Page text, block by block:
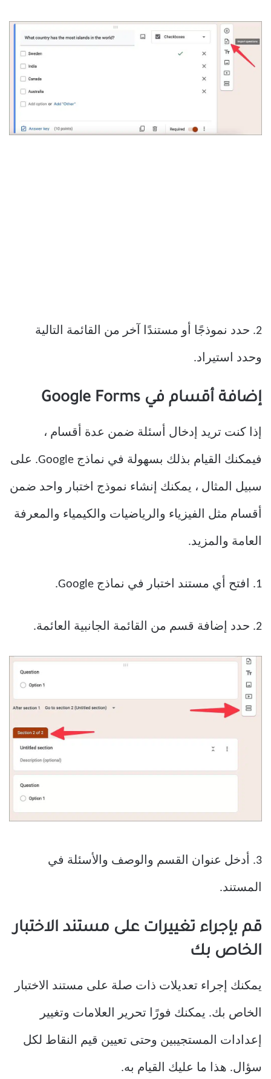
2. حدد نموذجًا أو مستندًا آخر من القائمة التالية
وحدد استيراد.
إضافة أقسام في Google Forms
إذا كنت تريد إدخال أسئلة ضمن عدة أقسام ،
فيمكنك القيام بذلك بسهولة في نماذج Google. على
سبيل المثال ، يمكنك إنشاء نموذج اختبار واحد ضمن
أقسام مثل الفيزياء والرياضيات والكيمياء والمعرفة
العامة والمزيد.
1. افتح أي مستند اختبار في نماذج Google.
2. حدد إضافة قسم من القائمة الجانبية العائمة.
3. أدخل عنوان القسم والوصف والأسئلة في
المستند.
قم بإجراء تغييرات على مستند الاختبار
الخاص بك
يمكنك إجراء تعديلات ذات صلة على مستند الاختبار
الخاص بك. يمكنك فورًا تحرير العلامات وتغيير
إعدادات المستجيبين وحتى تعيين قيم النقاط لكل
سؤال. هذا ما عليك القيام به.